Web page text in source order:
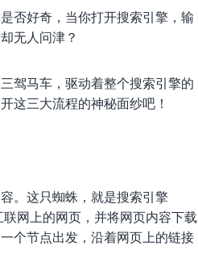
否好奇，当你打开搜索引擎，输
无人问津？
驾马车，驱动着整个搜索引擎的
这三大流程的神秘面纱吧！
。这只蜘蛛，就是搜索引擎
联网上的网页，并将网页内容下载
个节点出发，沿着网页上的链接